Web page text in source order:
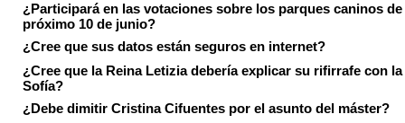
¿Participará en las votaciones sobre los parques caninos de
próximo 10 de junio?
¿Cree que sus datos están seguros en internet?
¿Cree que la Reina Letizia debería explicar su rifirrafe con la
Sofía?
¿Debe dimitir Cristina Cifuentes por el asunto del máster?